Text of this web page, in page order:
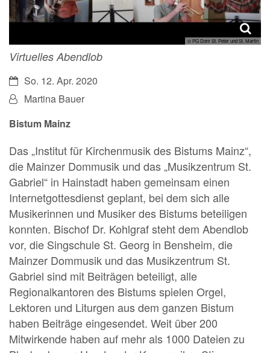
© PG Dom St. Peter und St. Martin
Virtuelles Abendlob
Datum:So. 12. Apr. 2020
Von:Martina Bauer
Bistum Mainz
Das „Institut für Kirchenmusik des Bistums Mainz“,
die Mainzer Dommusik und das „Musikzentrum St.
Gabriel“ in Hainstadt haben gemeinsam einen
Internetgottesdienst geplant, bei dem sich alle
Musikerinnen und Musiker des Bistums beteiligen
konnten. Bischof Dr. Kohlgraf steht dem Abendlob
vor, die Singschule St. Georg in Bensheim, die
Mainzer Dommusik und das Musikzentrum St.
Gabriel sind mit Beiträgen beteiligt, alle
Regionalkantoren des Bistums spielen Orgel,
Lektoren und Liturgen aus dem ganzen Bistum
haben Beiträge eingesendet. Weit über 200
Mitwirkende haben auf mehr als 1000 Dateien zu